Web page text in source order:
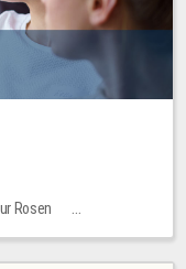
Rosen